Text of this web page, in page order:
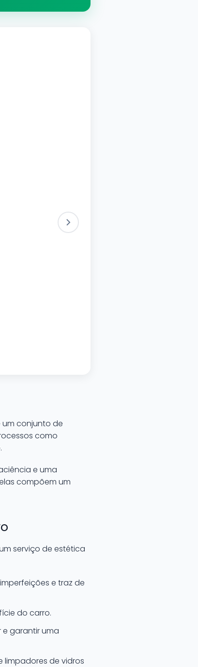
um conjunto de
como
e uma
compõem um
serviço de estética
e traz de
do carro.
garantir uma
limpadores de vidros